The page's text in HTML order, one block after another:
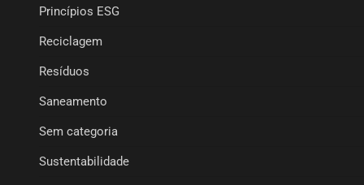
Princípios ESG
Reciclagem
Resíduos
Saneamento
Sem categoria
Sustentabilidade